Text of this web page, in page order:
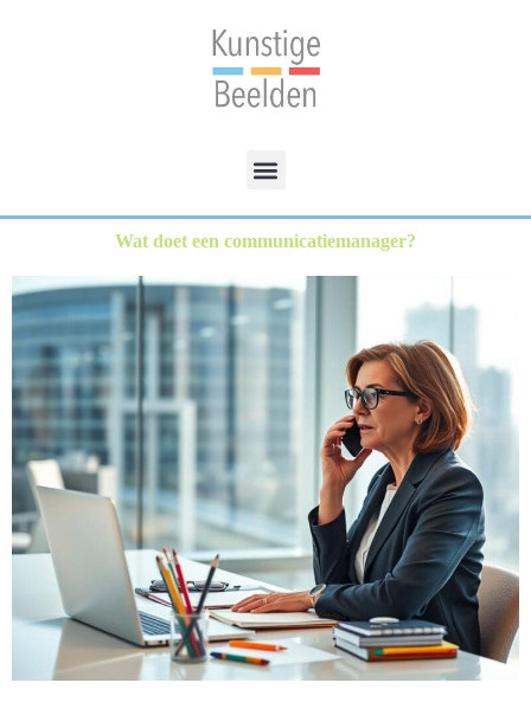
Wat doet een communicatiemanager?